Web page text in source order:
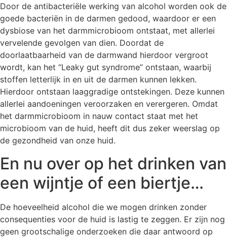
Door de antibacteriële werking van alcohol worden ook de
goede bacteriën in de darmen gedood, waardoor er een
dysbiose van het darmmicrobioom ontstaat, met allerlei
vervelende gevolgen van dien. Doordat de
doorlaatbaarheid van de darmwand hierdoor vergroot
wordt, kan het “Leaky gut syndrome” ontstaan, waarbij
stoffen letterlijk in en uit de darmen kunnen lekken.
Hierdoor ontstaan laaggradige ontstekingen. Deze kunnen
allerlei aandoeningen veroorzaken en verergeren. Omdat
het darmmicrobioom in nauw contact staat met het
microbioom van de huid, heeft dit dus zeker weerslag op
de gezondheid van onze huid.
En nu over op het drinken van
een wijntje of een biertje…
De hoeveelheid alcohol die we mogen drinken zonder
consequenties voor de huid is lastig te zeggen. Er zijn nog
geen grootschalige onderzoeken die daar antwoord op